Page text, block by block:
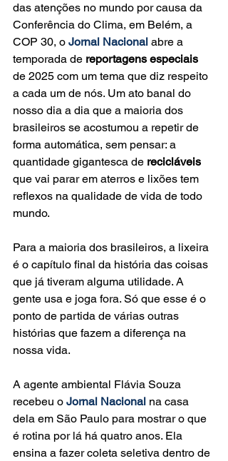
das atenções no mundo por causa da
Conferência do Clima, em Belém, a
COP 30, o Jornal Nacional abre a
temporada de reportagens especiais
de 2025 com um tema que diz respeito
a cada um de nós. Um ato banal do
nosso dia a dia que a maioria dos
brasileiros se acostumou a repetir de
forma automática, sem pensar: a
quantidade gigantesca de recicláveis
que vai parar em aterros e lixões tem
reflexos na qualidade de vida de todo
mundo.
Para a maioria dos brasileiros, a lixeira
é o capítulo final da história das coisas
que já tiveram alguma utilidade. A
gente usa e joga fora. Só que esse é o
ponto de partida de várias outras
histórias que fazem a diferença na
nossa vida.
A agente ambiental Flávia Souza
recebeu o Jornal Nacional na casa
dela em São Paulo para mostrar o que
é rotina por lá há quatro anos. Ela
ensina a fazer coleta seletiva dentro de